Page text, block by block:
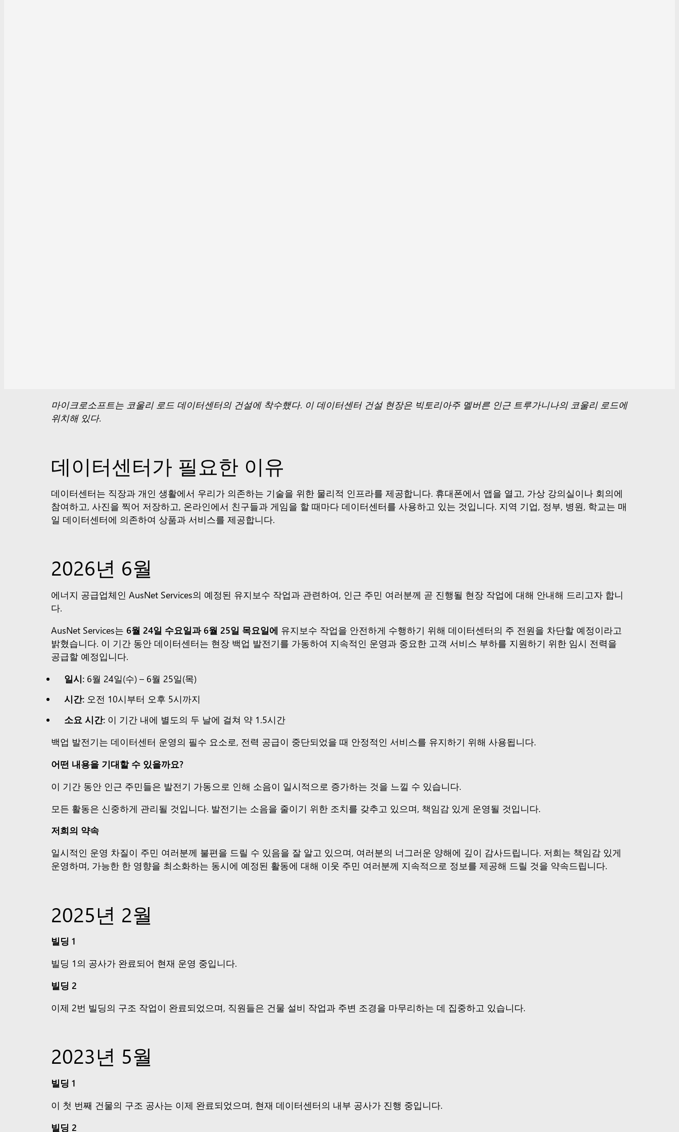
마이크로소프트는 코울리 로드 데이터센터의 건설에 착수했다. 이 데이터센터 건설 현장은 빅토리아주 멜버른 인근 트루가니나의 코울리 로드에
위치해 있다.
데이터센터가 필요한 이유
데이터센터는 직장과 개인 생활에서 우리가 의존하는 기술을 위한 물리적 인프라를 제공합니다. 휴대폰에서 앱을 열고, 가상 강의실이나 회의에
참여하고, 사진을 찍어 저장하고, 온라인에서 친구들과 게임을 할 때마다 데이터센터를 사용하고 있는 것입니다. 지역 기업, 정부, 병원, 학교는 매
일 데이터센터에 의존하여 상품과 서비스를 제공합니다.
2026년 6월
에너지 공급업체인 AusNet Services의 예정된 유지보수 작업과 관련하여, 인근 주민 여러분께 곧 진행될 현장 작업에 대해 안내해 드리고자 합니
다.
AusNet Services는 6월 24일 수요일과 6월 25일 목요일에 유지보수 작업을 안전하게 수행하기 위해 데이터센터의 주 전원을 차단할 예정이라고
밝혔습니다. 이 기간 동안 데이터센터는 현장 백업 발전기를 가동하여 지속적인 운영과 중요한 고객 서비스 부하를 지원하기 위한 임시 전력을
공급할 예정입니다.
일시: 6월 24일(수) – 6월 25일(목)
시간: 오전 10시부터 오후 5시까지
소요 시간: 이 기간 내에 별도의 두 날에 걸쳐 약 1.5시간
백업 발전기는 데이터센터 운영의 필수 요소로, 전력 공급이 중단되었을 때 안정적인 서비스를 유지하기 위해 사용됩니다.
어떤 내용을 기대할 수 있을까요?
이 기간 동안 인근 주민들은 발전기 가동으로 인해 소음이 일시적으로 증가하는 것을 느낄 수 있습니다.
모든 활동은 신중하게 관리될 것입니다. 발전기는 소음을 줄이기 위한 조치를 갖추고 있으며, 책임감 있게 운영될 것입니다.
저희의 약속
일시적인 운영 차질이 주민 여러분께 불편을 드릴 수 있음을 잘 알고 있으며, 여러분의 너그러운 양해에 깊이 감사드립니다. 저희는 책임감 있게
운영하며, 가능한 한 영향을 최소화하는 동시에 예정된 활동에 대해 이웃 주민 여러분께 지속적으로 정보를 제공해 드릴 것을 약속드립니다.
2025년 2월
빌딩 1
빌딩 1의 공사가 완료되어 현재 운영 중입니다.
빌딩 2
이제 2번 빌딩의 구조 작업이 완료되었으며, 직원들은 건물 설비 작업과 주변 조경을 마무리하는 데 집중하고 있습니다.
2023년 5월
빌딩 1
이 첫 번째 건물의 구조 공사는 이제 완료되었으며, 현재 데이터센터의 내부 공사가 진행 중입니다.
빌딩 2